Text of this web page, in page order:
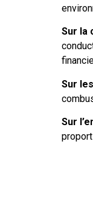
Sur la
Sur
Sur